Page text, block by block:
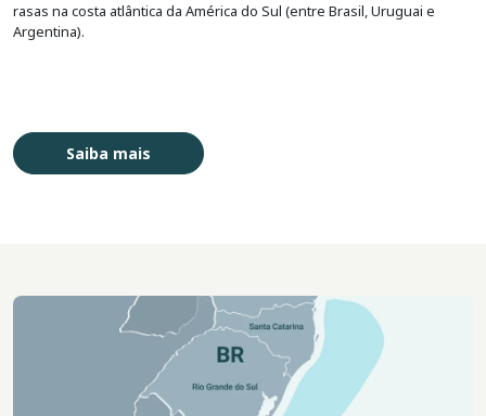
rasas na costa atlântica da América do Sul (entre Brasil, Uruguai e
Argentina).
Saiba mais
Imagem